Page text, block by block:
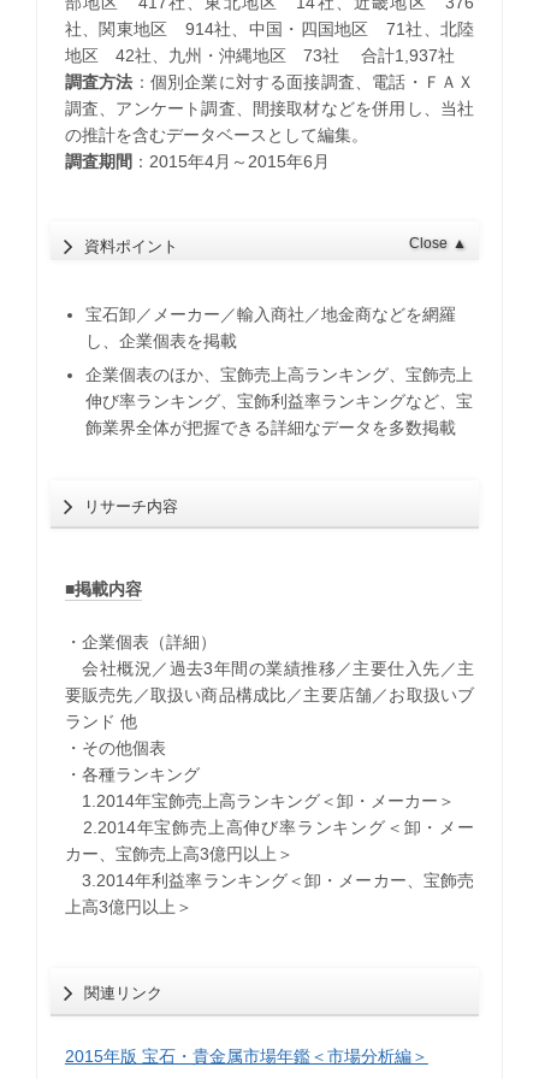
社、関東地区 914社、中国・四国地区 71社、北陸
地区 42社、九州・沖縄地区 73社 合計1,937社
調査方法 ：個別企業に対する面接調査、電話・ＦＡＸ
調査、アンケート調査、間接取材などを併用し、当社
の推計を含むデータベースとして編集。
調査期間：2015年4月～2015年6月
資料ポイント Close ▲
宝石卸／メーカー／輸入商社／地金商などを網羅
し、企業個表を掲載
企業個表のほか、宝飾売上高ランキング、宝飾売上
伸び率ランキング、宝飾利益率ランキングなど、宝
飾業界全体が把握できる詳細なデータを多数掲載
リサーチ内容
■掲載内容
・企業個表（詳細）
会社概況／過去3年間の業績推移／主要仕入先／主
要販売先／取扱い商品構成比／主要店舗／お取扱いブ
ランド 他
・ その他個表
・ 各種ランキング
1.2014年宝飾売上高ランキング＜卸・メーカー＞
2.2014年宝飾売上高伸び率ランキング＜卸・メー
カー、宝飾売上高3億円以上＞
3.2014年利益率ランキング＜卸・メーカー、宝飾売
上高3億円以上＞
関連リンク
2015年版 宝石・貴金属市場年鑑＜市場分析編＞